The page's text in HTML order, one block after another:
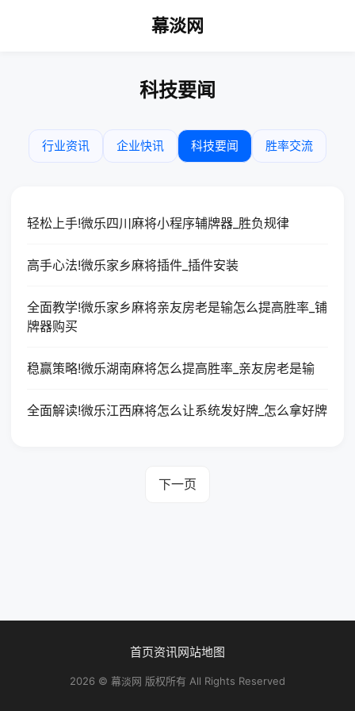
幕淡网
科技要闻
行业资讯 企业快讯 科技要闻 胜率交流
轻松上手!微乐四川麻将小程序辅牌器_胜负规律
高手心法!微乐家乡麻将插件_插件安装
全面教学!微乐家乡麻将亲友房老是输怎么提高胜率_铺
牌器购买
稳赢策略!微乐湖南麻将怎么提高胜率_亲友房老是输
全面解读!微乐江西麻将怎么让系统发好牌_怎么拿好牌
下一页
首页资讯网站地图
2026 © 幕淡网 版权所有 All Rights Reserved